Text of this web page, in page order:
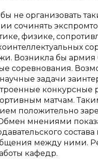
не организовать
сочинять
физике,
Возникла бы
соревнования.
задачи
конкурсные
матчам.
положительно
мнениями
между ними.
кафедр.